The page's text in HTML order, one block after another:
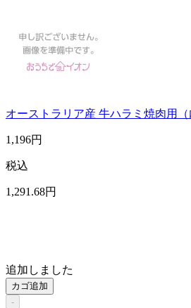
オーストラリア産 牛ハラミ焼肉用（
1,196円
税込
1,291 .68円
追加しました
カゴ追加
-